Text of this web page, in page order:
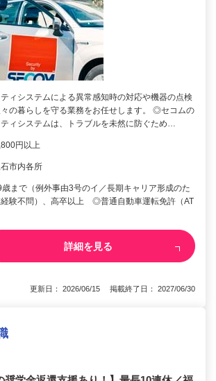
ィシステムによる異常感知時の対応や機器の点検
の暮らしを守る業務をお任せします。 ◎セコムの
ィシステムは、トラブルを未然に防ぐため…
円以上
市内各所
まで（例外事由3号のイ／長期キャリア形成のた
験不問）、高卒以上 ◎普通自動車運転免許（AT
詳細を見る
更新日： 2026/06/15 掲載終了日： 2027/06/30